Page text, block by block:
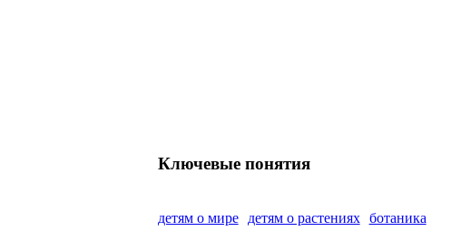
Ключевые понятия
детям о мире детям о растениях
ботаника